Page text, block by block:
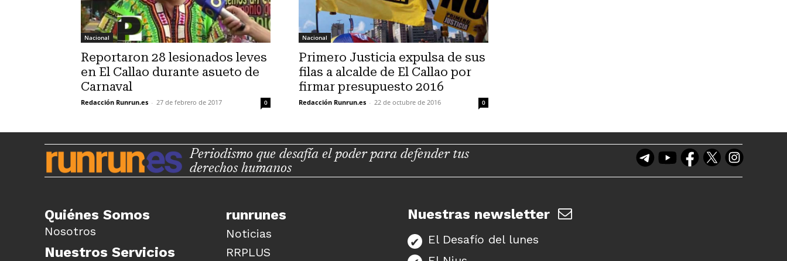
Nacional
Reportaron 28 lesionados leves
en El Callao durante asueto de
Carnaval
Redacción Runrun.es - 27 de febrero de 2017 0
Nacional
Primero Justicia expulsa de sus
filas a alcalde de El Callao por
firmar presupuesto 2016
Redacción Runrun.es - 22 de octubre de 2016 0
Periodismo que desafía el poder para defender tus
derechos humanos
Quiénes Somos
Nosotros
Nuestros Servicios
runrunes
Noticias
RRPLUS
Nuestras newsletter
El Desafío del lunes